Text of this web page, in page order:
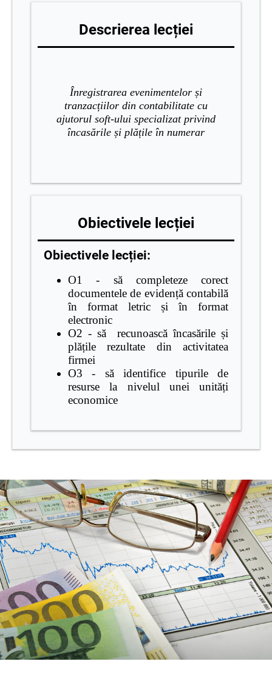
Descrierea lecției
Înregistrarea evenimentelor și
tranzacțiilor din contabilitate cu
ajutorul soft-ului specializat privind
încasările și plățile în numerar
Obiectivele lecției
Obiectivele lecției:
O1 - să completeze corect
documentele de evidență contabilă
în format letric și în format
electronic
O2 - să recunoască încasările și
plățile rezultate din activitatea
firmei
O3 - să identifice tipurile de
resurse la nivelul unei unități
economice